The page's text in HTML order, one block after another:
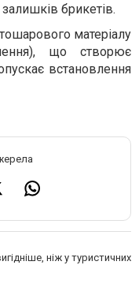
брикетів.
матеріалу
що створює
встановлення
ніж у туристичних